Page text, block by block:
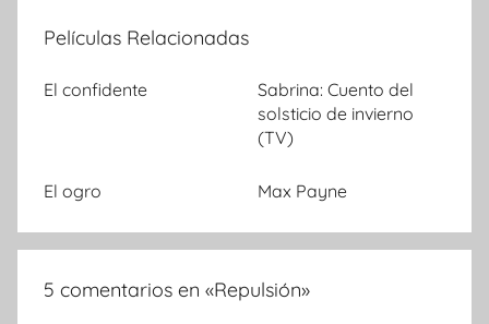
Películas Relacionadas
El confidente
Sabrina: Cuento del
solsticio de invierno
(TV)
El ogro Max Payne
5 comentarios en «Repulsión»